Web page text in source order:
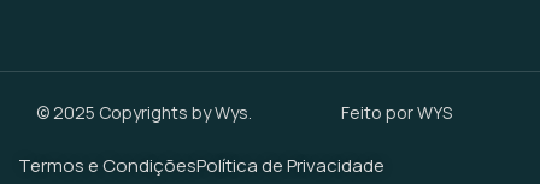
© 2025 Copyrights by Wys. Feito por WYS
Termos e CondiçõesPolítica de Privacidade